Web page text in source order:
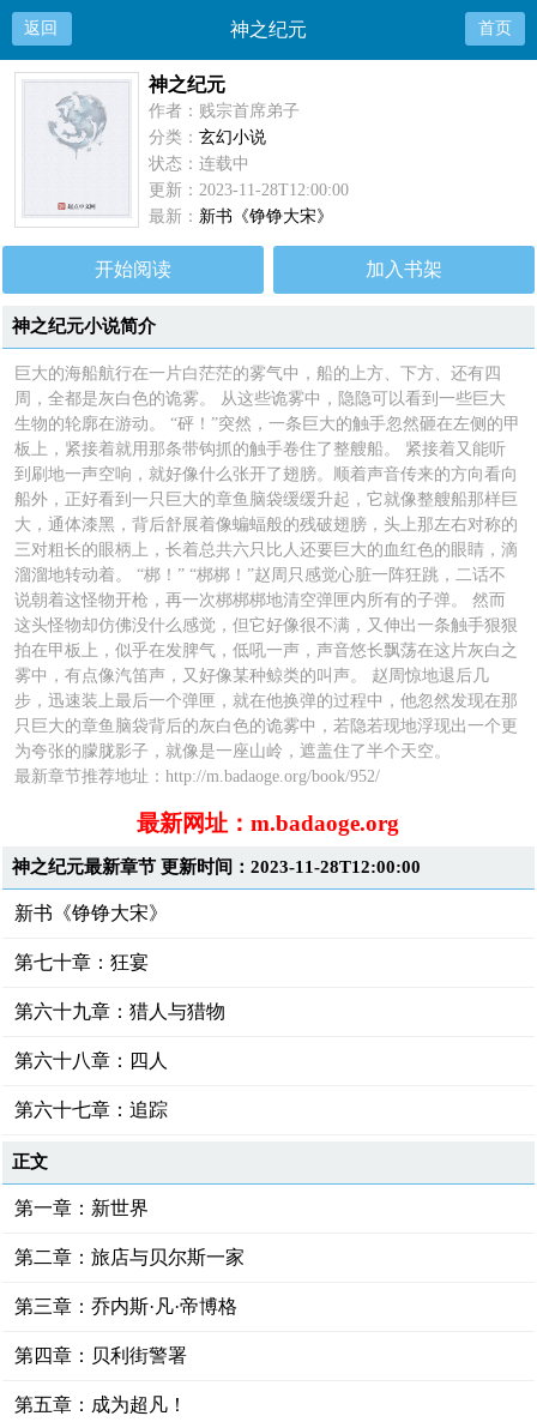
返回 神之纪元 首页
神之纪元
作者：贱宗首席弟子
分类：玄幻小说
状态：连载中
更新：2023-11-28T12:00:00
最新： 新书《铮铮大宋》
开始阅读 加入书架
神之纪元小说简介
巨大的海船航行在一片白茫茫的雾气中，船的上方、下方、还有四
周，全都是灰白色的诡雾。 从这些诡雾中，隐隐可以看到一些巨大
生物的轮廓在游动。 “砰！”突然，一条巨大的触手忽然砸在左侧的甲
板上，紧接着就用那条带钩抓的触手卷住了整艘船。 紧接着又能听
到刷地一声空响，就好像什么张开了翅膀。顺着声音传来的方向看向
船外，正好看到一只巨大的章鱼脑袋缓缓升起，它就像整艘船那样巨
大，通体漆黑，背后舒展着像蝙蝠般的残破翅膀，头上那左右对称的
三对粗长的眼柄上，长着总共六只比人还要巨大的血红色的眼睛，滴
溜溜地转动着。 “梆！” “梆梆！”赵周只感觉心脏一阵狂跳，二话不
说朝着这怪物开枪，再一次梆梆梆地清空弹匣内所有的子弹。 然而
这头怪物却仿佛没什么感觉，但它好像很不满，又伸出一条触手狠狠
拍在甲板上，似乎在发脾气，低吼一声，声音悠长飘荡在这片灰白之
雾中，有点像汽笛声，又好像某种鲸类的叫声。 赵周惊地退后几
步，迅速装上最后一个弹匣，就在他换弹的过程中，他忽然发现在那
只巨大的章鱼脑袋背后的灰白色的诡雾中，若隐若现地浮现出一个更
为夸张的朦胧影子，就像是一座山岭，遮盖住了半个天空。
最新章节推荐地址：http://m.badaoge.org/book/952/
最新网址：m.badaoge.org
神之纪元最新章节 更新时间：2023-11-28T12:00:00
新书《铮铮大宋》
第七十章：狂宴
第六十九章：猎人与猎物
第六十八章：四人
第六十七章：追踪
正文
第一章：新世界
第二章：旅店与贝尔斯一家
第三章：乔内斯·凡·帝博格
第四章：贝利街警署
第五章：成为超凡！